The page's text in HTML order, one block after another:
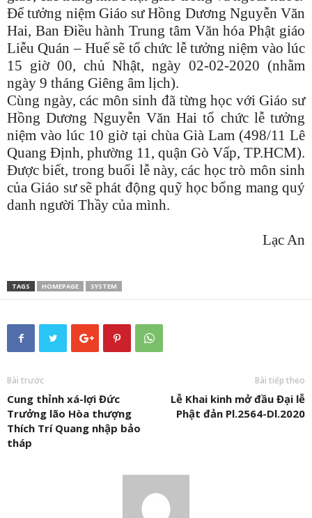
Để tưởng niệm Giáo sư Hồng Dương Nguyễn Văn
Hai, Ban Điều hành Trung tâm Văn hóa Phật giáo
Liễu Quán – Huế sẽ tổ chức lễ tưởng niệm vào lúc
15 giờ 00, chủ Nhật, ngày 02-02-2020 (nhằm
ngày 9 tháng Giêng âm lịch).
Cùng ngày, các môn sinh đã từng học với Giáo sư
Hồng Dương Nguyễn Văn Hai tổ chức lễ tưởng
niệm vào lúc 10 giờ tại chùa Già Lam (498/11 Lê
Quang Định, phường 11, quận Gò Vấp, TP.HCM).
Được biết, trong buổi lễ này, các học trò môn sinh
của Giáo sư sẽ phát động quỹ học bổng mang quý
danh người Thầy của mình.
Lạc An
TAGS HOMEPAGE SYSTEM
Bài trước
Cung thỉnh xá-lợi Đức
Trưởng lão Hòa thượng
Thích Trí Quang nhập bảo
tháp
Bài tiếp theo
Lễ Khai kinh mở đầu Đại lễ
Phật đản Pl.2564-Dl.2020